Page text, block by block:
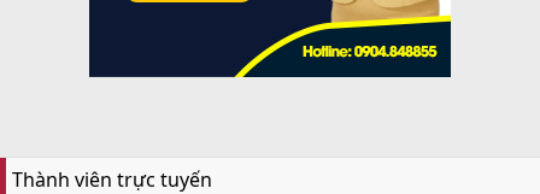
Thành viên trực tuyến